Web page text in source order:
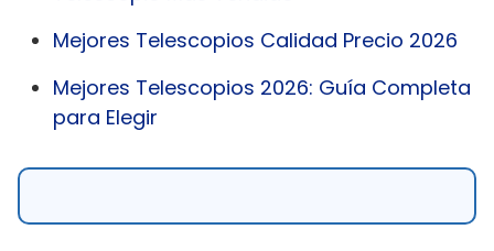
Mejores Telescopios Calidad Precio 2026
Mejores Telescopios 2026: Guía Completa
para Elegir